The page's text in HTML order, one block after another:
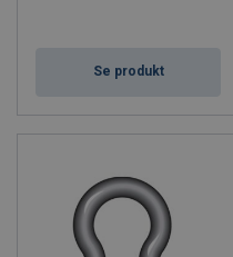
Se produkt